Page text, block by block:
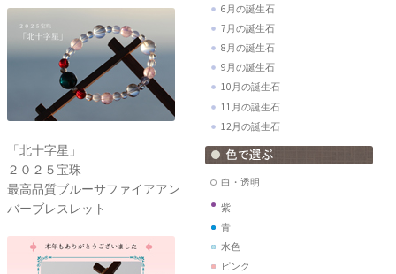
「北十字星」
２０２５宝珠
最高品質ブルーサファイアアン
バーブレスレット
6月の誕生石
7月の誕生石
8月の誕生石
9月の誕生石
10月の誕生石
11月の誕生石
12月の誕生石
白・透明
紫
青
水色
ピンク